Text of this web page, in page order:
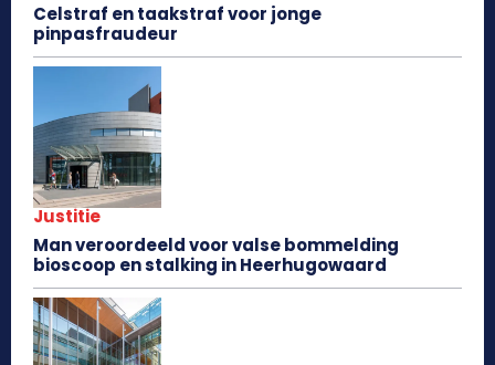
Celstraf en taakstraf voor jonge
pinpasfraudeur
Justitie
Man veroordeeld voor valse bommelding
bioscoop en stalking in Heerhugowaard